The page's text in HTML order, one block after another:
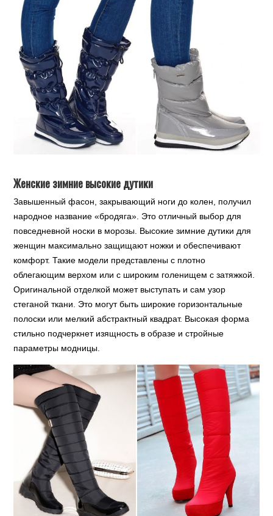
Женские зимние высокие дутики
Завышенный фасон, закрывающий ноги до колен, получил
народное название «бродяга». Это отличный выбор для
повседневной носки в морозы. Высокие зимние дутики для
женщин максимально защищают ножки и обеспечивают
комфорт. Такие модели представлены с плотно
облегающим верхом или с широким голенищем с затяжкой.
Оригинальной отделкой может выступать и сам узор
стеганой ткани. Это могут быть широкие горизонтальные
полоски или мелкий абстрактный квадрат. Высокая форма
стильно подчеркнет изящность в образе и стройные
параметры модницы.